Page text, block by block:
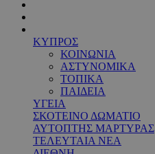
ΚΥΠΡΟΣ
ΚΟΙΝΩΝΙΑ
ΑΣΤΥΝΟΜΙΚΑ
ΤΟΠΙΚΑ
ΠΑΙΔΕΙΑ
ΥΓΕΙΑ
ΣΚΟΤΕΙΝΟ ΔΩΜΑΤΙΟ
ΑΥΤΟΠΤΗΣ ΜΑΡΤΥΡΑΣ
ΤΕΛΕΥΤΑΙΑ ΝΕΑ